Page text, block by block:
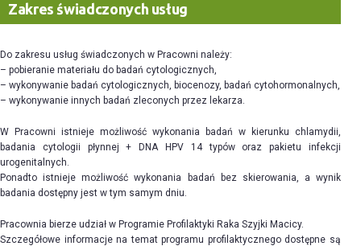
Zakres świadczonych usług
Do zakresu usług świadczonych w Pracowni należy:
– pobieranie materiału do badań cytologicznych,
– wykonywanie badań cytologicznych, biocenozy, badań cytohormonalnych,
– wykonywanie innych badań zleconych przez lekarza.
W Pracowni istnieje możliwość wykonania badań w kierunku chlamydii,
badania cytologii płynnej + DNA HPV 14 typów oraz pakietu infekcji
urogenitalnych.
Ponadto istnieje możliwość wykonania badań bez skierowania, a wynik
badania dostępny jest w tym samym dniu.
Pracownia bierze udział w Programie Profilaktyki Raka Szyjki Macicy.
Szczegółowe informacje na temat programu profilaktycznego dostępne są